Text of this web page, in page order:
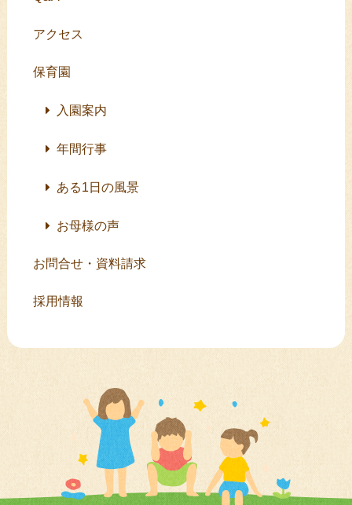
アクセス
保育園
入園案内
年間行事
ある1日の風景
お母様の声
お問合せ・資料請求
採用情報